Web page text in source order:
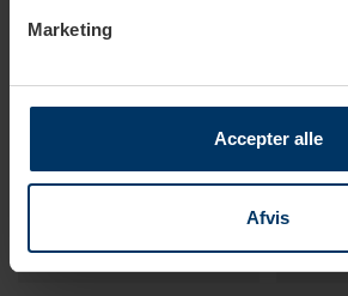
Marketing
Accepter alle
Afvis
2-4 hverdage